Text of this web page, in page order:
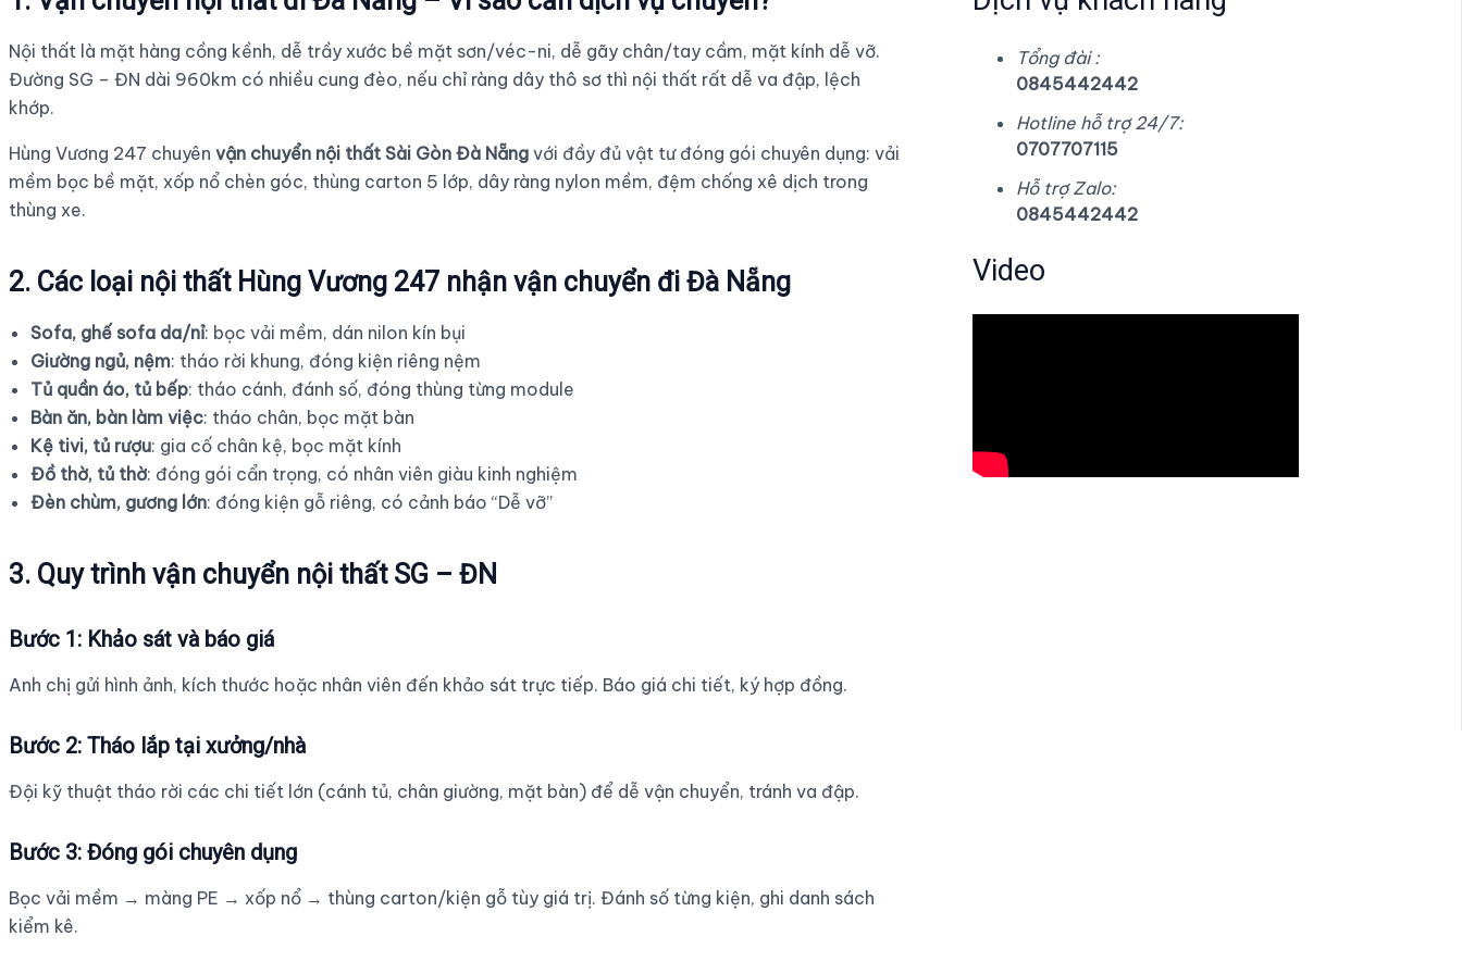
Nội thất là mặt hàng cồng kềnh, dễ trầy xước bề mặt sơn/véc-ni, dễ gãy chân/tay cầm, mặt kính dễ vỡ.
Đường SG – ĐN dài 960km có nhiều cung đèo, nếu chỉ ràng dây thô sơ thì nội thất rất dễ va đập, lệch
khớp.
Hùng Vương 247 chuyên vận chuyển nội thất Sài Gòn Đà Nẵng với đầy đủ vật tư đóng gói chuyên dụng: vải
mềm bọc bề mặt, xốp nổ chèn góc, thùng carton 5 lớp, dây ràng nylon mềm, đệm chống xê dịch trong
thùng xe.
2. Các loại nội thất Hùng Vương 247 nhận vận chuyển đi Đà Nẵng
Sofa, ghế sofa da/nỉ: bọc vải mềm, dán nilon kín bụi
Giường ngủ, nệm: tháo rời khung, đóng kiện riêng nệm
Tủ quần áo, tủ bếp: tháo cánh, đánh số, đóng thùng từng module
Bàn ăn, bàn làm việc: tháo chân, bọc mặt bàn
Kệ tivi, tủ rượu: gia cố chân kệ, bọc mặt kính
Đồ thờ, tủ thờ: đóng gói cẩn trọng, có nhân viên giàu kinh nghiệm
Đèn chùm, gương lớn: đóng kiện gỗ riêng, có cảnh báo “Dễ vỡ”
3. Quy trình vận chuyển nội thất SG – ĐN
Bước 1: Khảo sát và báo giá
Anh chị gửi hình ảnh, kích thước hoặc nhân viên đến khảo sát trực tiếp. Báo giá chi tiết, ký hợp đồng.
Bước 2: Tháo lắp tại xưởng/nhà
Đội kỹ thuật tháo rời các chi tiết lớn (cánh tủ, chân giường, mặt bàn) để dễ vận chuyển, tránh va đập.
Bước 3: Đóng gói chuyên dụng
Bọc vải mềm → màng PE → xốp nổ → thùng carton/kiện gỗ tùy giá trị. Đánh số từng kiện, ghi danh sách
kiểm kê.
Tổng đài :
0845442442
Hotline hỗ trợ 24/7:
0707707115
Hỗ trợ Zalo:
0845442442
Video